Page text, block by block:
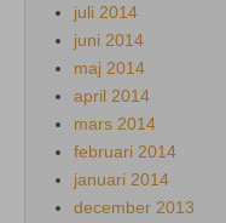
juli 2014
juni 2014
maj 2014
april 2014
mars 2014
februari 2014
januari 2014
december 2013